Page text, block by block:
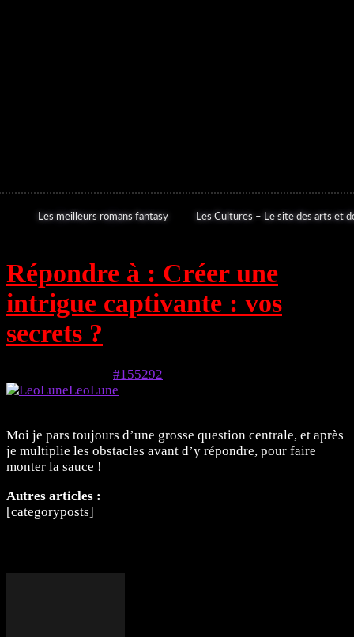
Les meilleurs romans fantasy Les Cultures – Le site des arts et
Répondre à : Créer une
intrigue captivante : vos
secrets ?
#155292
LeoLune
Moi je pars toujours d’une grosse question centrale, et après
je multiplie les obstacles avant d’y répondre, pour faire
monter la sauce !
Autres articles :
[categoryposts]